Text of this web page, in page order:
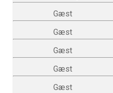
Gæst
Gæst
Gæst
Gæst
Gæst